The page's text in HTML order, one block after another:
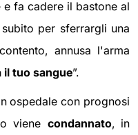
fa cadere il bastone al
per sferrargli una
annusa l'arma
il tuo sangue”.
ospedale con prognosi
viene condannato, in